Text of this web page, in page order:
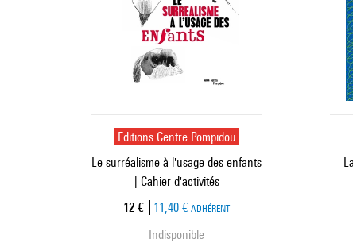
Editions Centre Pompidou
Le surréalisme à l'usage des enfants
| Cahier d'activités
Prix ​​actuel
12 € 11,40 € ADHÉRENT
Indisponible